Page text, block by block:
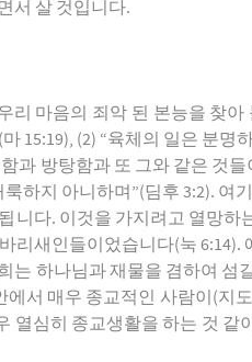
서 살 것입니다.
마음의 죄악 된 본능을 찾
15:19), (2) “육체의 일은 분
과 방탕함과 또 그와 같은 것
지 아니하며”(딤후 3:2). 여
니다. 이것을 가지려고 열망
리새인들이었습니다(눅
하나님과 재물을 겸하여
서 매우 종교적인 사람이(지
심히 종교생활을 하는 것